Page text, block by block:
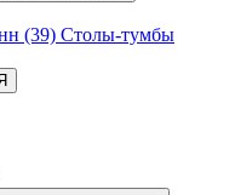
Столы-тумбы